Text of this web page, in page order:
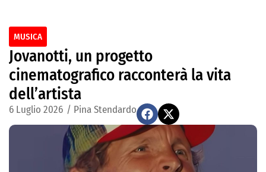
MUSICA
Jovanotti, un progetto
cinematografico racconterà la vita
dell’artista
6 Luglio 2026 / Pina Stendardo